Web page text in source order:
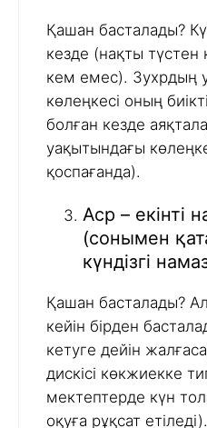
Қашан басталады?
кезде (нақты түстен
кем емес). Зухрдың
көлеңкесі оның
болған кезде
уақытындағы
қоспағанда).
Аср – екінті
(сонымен
күндізгі
Қашан басталады?
кейін бірден
кетуге дейін
дискісі көкжиекке
мектептерде күн
оқуға рұқсат етіледі).